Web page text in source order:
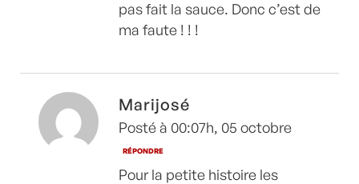
pas fait la sauce. Donc c’est de
ma faute ! ! !
Marijosé
Posté à 00:07h, 05 octobre
RÉPONDRE
Pour la petite histoire les